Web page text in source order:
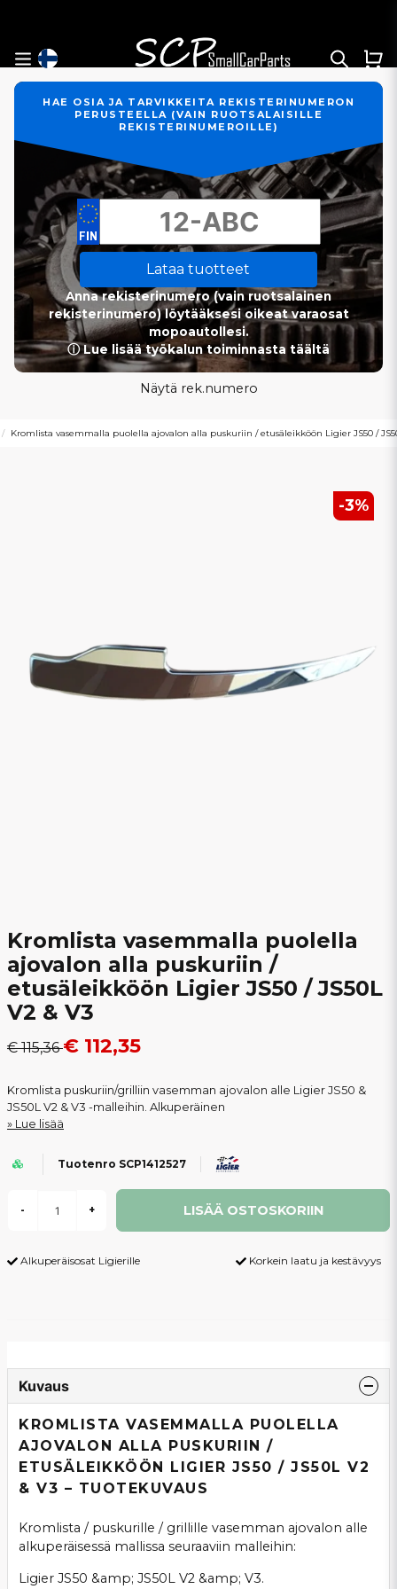
HAE OSIA JA TARVIKKEITA REKISTERINUMERON
PERUSTEELLA (VAIN RUOTSALAISILLE
REKISTERINUMEROILLE)
Lataa tuotteet
Anna rekisterinumero (vain ruotsalainen
rekisterinumero) löytääksesi oikeat varaosat
mopoautollesi.
ⓘ Lue lisää työkalun toiminnasta täältä
Näytä rek.numero
Kromlista vasemmalla puolella ajovalon alla puskuriin / etusäleikköön Ligier JS50 /
-3%
Kromlista vasemmalla puolella
ajovalon alla puskuriin /
etusäleikköön Ligier JS50 / JS50L
V2 & V3
€ 115,36€ 112,35
Kromlista puskuriin/grilliin vasemman ajovalon alle Ligier JS50 &
JS50L V2 & V3 -malleihin. Alkuperäinen
Lue lisää
Tuotenro SCP1412527
- + LISÄÄ OSTOSKORIIN
Alkuperäisosat Ligierille Korkein laatu ja kestävyys
Kuvaus
KROMLISTA VASEMMALLA PUOLELLA
AJOVALON ALLA PUSKURIIN /
ETUSÄLEIKKÖÖN LIGIER JS50 / JS50L V2
& V3 – TUOTEKUVAUS
Kromlista / puskurille / grillille vasemman ajovalon alle
alkuperäisessä mallissa seuraaviin malleihin:
Ligier JS50 &amp; JS50L V2 &amp; V3.